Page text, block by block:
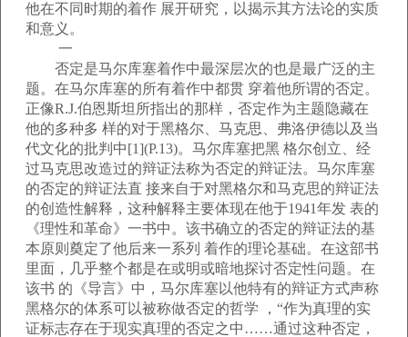
他在不同时期的着作 展开研究，以揭示其方法论的实质
和意义。
一
否定是马尔库塞着作中最深层次的也是最广泛的主
题。在马尔库塞的所有着作中都贯 穿着他所谓的否定。
正像R.J.伯恩斯坦所指出的那样，否定作为主题隐藏在
他的多种多 样的对于黑格尔、马克思、弗洛伊德以及当
代文化的批判中[1](P.13)。马尔库塞把黑 格尔创立、经
过马克思改造过的辩证法称为否定的辩证法。马尔库塞
的否定的辩证法直 接来自于对黑格尔和马克思的辩证法
的创造性解释，这种解释主要体现在他于1941年发 表的
《理性和革命》一书中。该书确立的否定的辩证法的基
本原则奠定了他后来一系列 着作的理论基础。在这部书
里面，几乎整个都是在或明或暗地探讨否定性问题。在
该书 的《导言》中，马尔库塞以他特有的辩证方式声称
黑格尔的体系可以被称做否定的哲学 ，“作为真理的实
证标志存在于现实真理的否定之中……通过这种否定，